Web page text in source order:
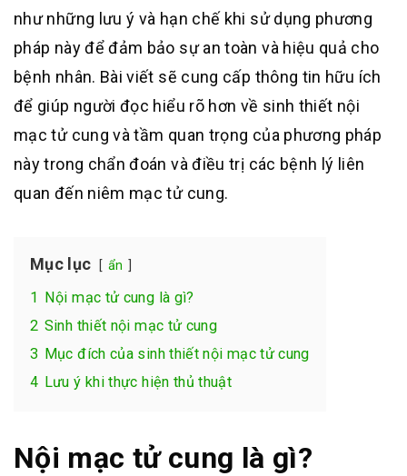
như những lưu ý và hạn chế khi sử dụng phương
pháp này để đảm bảo sự an toàn và hiệu quả cho
bệnh nhân. Bài viết sẽ cung cấp thông tin hữu ích
để giúp người đọc hiểu rõ hơn về sinh thiết nội
mạc tử cung và tầm quan trọng của phương pháp
này trong chẩn đoán và điều trị các bệnh lý liên
quan đến niêm mạc tử cung.
Mục lục ẩn
1 Nội mạc tử cung là gì?
2 Sinh thiết nội mạc tử cung
3 Mục đích của sinh thiết nội mạc tử cung
4 Lưu ý khi thực hiện thủ thuật
Nội mạc tử cung là gì?